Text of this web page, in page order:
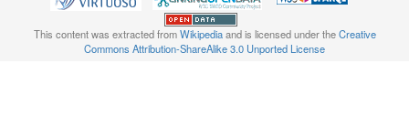
This content was extracted fromWikipediaand is licensed under theCreative
Commons Attribution-ShareAlike 3.0 Unported License